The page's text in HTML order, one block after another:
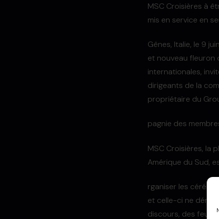
MSC Croisières à
mis en service en
Gênes, Italie, le 9
et nouveau fleuron
internationales,
dirigeants de la
propriétaire du
pagnie des
MSC Croisières, la
Amérique du Sud,
rganiser les
et celle-ci ne
discours, des feux